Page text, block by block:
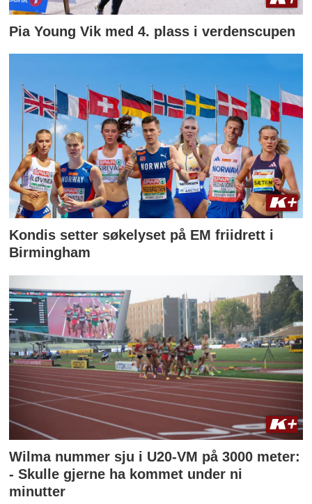
Pia Young Vik med 4. plass i verdenscupen
Kondis setter søkelyset på EM friidrett i
Birmingham
Wilma nummer sju i U20-VM på 3000 meter:
- Skulle gjerne ha kommet under ni
minutter